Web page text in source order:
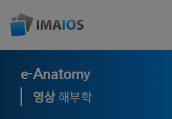
e-Anatomy
영상해부학